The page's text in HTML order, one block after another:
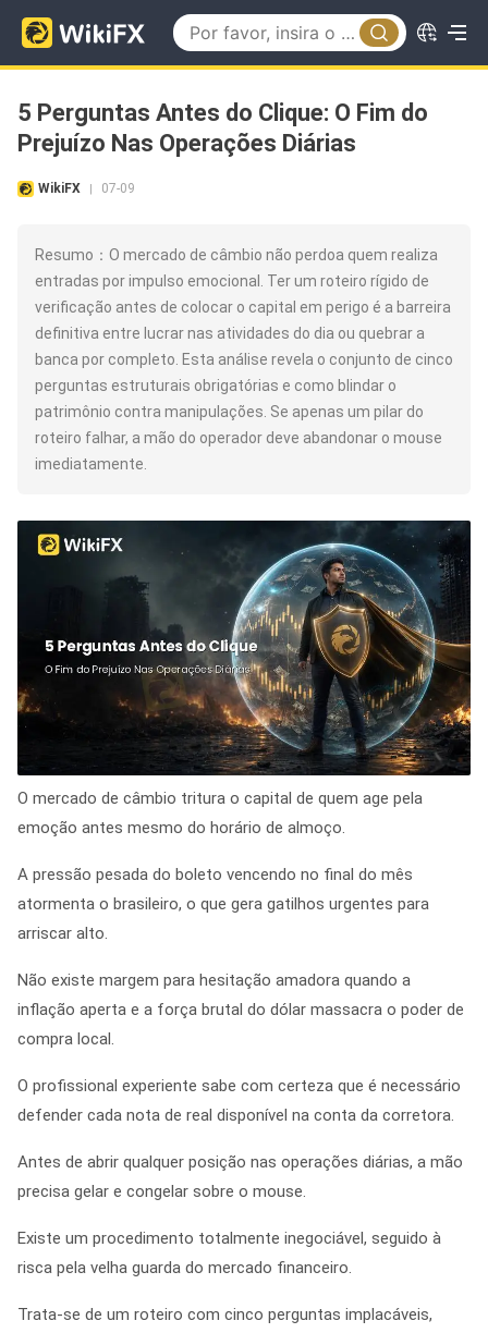
5 Perguntas Antes do Clique: O Fim do
Prejuízo Nas Operações Diárias
WikiFX 07-09
Resumo：O mercado de câmbio não perdoa quem realiza
entradas por impulso emocional. Ter um roteiro rígido de
verificação antes de colocar o capital em perigo é a barreira
definitiva entre lucrar nas atividades do dia ou quebrar a
banca por completo. Esta análise revela o conjunto de cinco
perguntas estruturais obrigatórias e como blindar o
patrimônio contra manipulações. Se apenas um pilar do
roteiro falhar, a mão do operador deve abandonar o mouse
imediatamente.
O mercado de câmbio tritura o capital de quem age pela
emoção antes mesmo do horário de almoço.
A pressão pesada do boleto vencendo no final do mês
atormenta o brasileiro, o que gera gatilhos urgentes para
arriscar alto.
Não existe margem para hesitação amadora quando a
inflação aperta e a força brutal do dólar massacra o poder de
compra local.
O profissional experiente sabe com certeza que é necessário
defender cada nota de real disponível na conta da corretora.
Antes de abrir qualquer posição nas operações diárias, a mão
precisa gelar e congelar sobre o mouse.
Existe um procedimento totalmente inegociável, seguido à
risca pela velha guarda do mercado financeiro.
Trata-se de um roteiro com cinco perguntas implacáveis,